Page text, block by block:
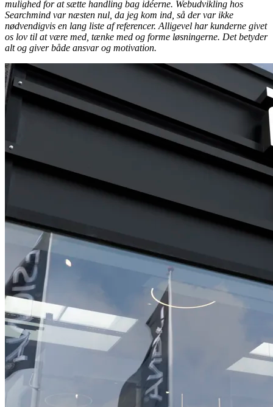
Det, der nok har overrasket mig mest positivt, er tilliden. Både
internt, men også fra de kunder og brands, der har givet os
mulighed for at sætte handling bag idéerne. Webudvikling hos
Searchmind var næsten nul, da jeg kom ind, så der var ikke
nødvendigvis en lang liste af referencer. Alligevel har kunderne givet
os lov til at være med, tænke med og forme løsningerne. Det betyder
alt og giver både ansvar og motivation.